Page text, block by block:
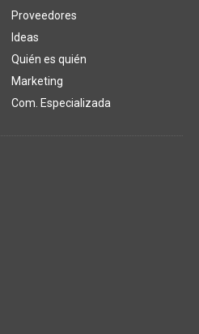
Proveedores
Ideas
Quién es quién
Marketing
Com. Especializada